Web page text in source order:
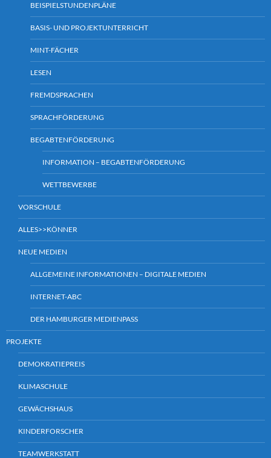
BEISPIELSTUNDENPLÄNE
BASIS- UND PROJEKTUNTERRICHT
MINT-FÄCHER
LESEN
FREMDSPRACHEN
SPRACHFÖRDERUNG
BEGABTENFÖRDERUNG
INFORMATION – BEGABTENFÖRDERUNG
WETTBEWERBE
VORSCHULE
ALLES>>KÖNNER
NEUE MEDIEN
ALLGEMEINE INFORMATIONEN – DIGITALE MEDIEN
INTERNET-ABC
DER HAMBURGER MEDIENPASS
PROJEKTE
DEMOKRATIEPREIS
KLIMASCHULE
GEWÄCHSHAUS
KINDERFORSCHER
TEAMWERKSTATT